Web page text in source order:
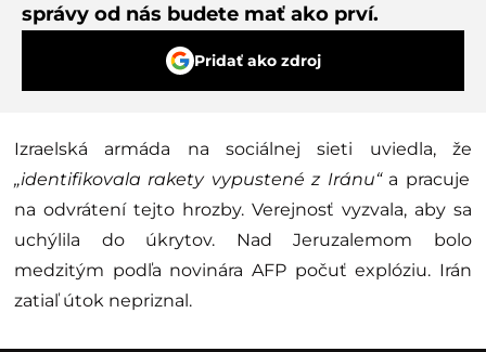
správy od nás budete mať ako prví.
Pridať ako zdroj
Izraelská armáda na sociálnej sieti uviedla, že
„identifikovala rakety vypustené z Iránu“a pracuje
na odvrátení tejto hrozby. Verejnosť vyzvala, aby sa
uchýlila do úkrytov. Nad Jeruzalemom bolo
medzitým podľa novinára AFP počuť explóziu. Irán
zatiaľ útok nepriznal.